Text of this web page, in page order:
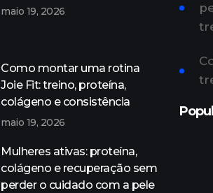
maio 19, 2026
Como montar uma rotina
Joie Fit: treino, proteína,
colágeno e consistência
maio 19, 2026
Mulheres ativas: proteína,
colágeno e recuperação sem
perder o cuidado com a pele